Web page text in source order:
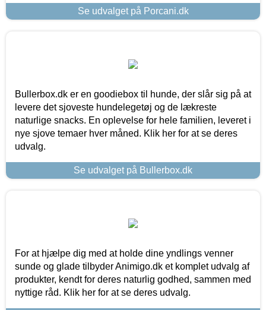
Se udvalget på Porcani.dk
Bullerbox.dk er en goodiebox til hunde, der slår sig på at
levere det sjoveste hundelegetøj og de lækreste
naturlige snacks. En oplevelse for hele familien, leveret i
nye sjove temaer hver måned. Klik her for at se deres
udvalg.
Se udvalget på Bullerbox.dk
For at hjælpe dig med at holde dine yndlings venner
sunde og glade tilbyder Animigo.dk et komplet udvalg af
produkter, kendt for deres naturlig godhed, sammen med
nyttige råd. Klik her for at se deres udvalg.